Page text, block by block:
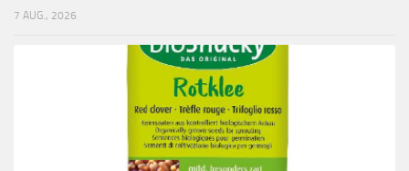
7 AUG., 2026